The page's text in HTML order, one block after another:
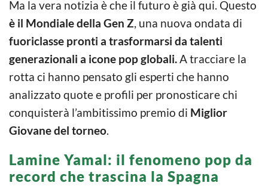
Ma la vera notizia è che il futuro è già qui. Questo
è il Mondiale della Gen Z, una nuova ondata di
fuoriclasse pronti a trasformarsi da talenti
generazionali a icone pop globali.A tracciare la
rotta ci hanno pensato gli esperti che hanno
analizzato quote e profili per pronosticare chi
conquisterà l’ambitissimo premio di Miglior
Giovane del torneo.
Lamine Yamal: il fenomeno pop da
record che trascina la Spagna